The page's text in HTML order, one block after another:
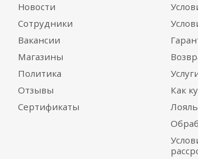
Новости
Сотрудники
Вакансии
Магазины
Политика
Отзывы
Сертификаты
Как